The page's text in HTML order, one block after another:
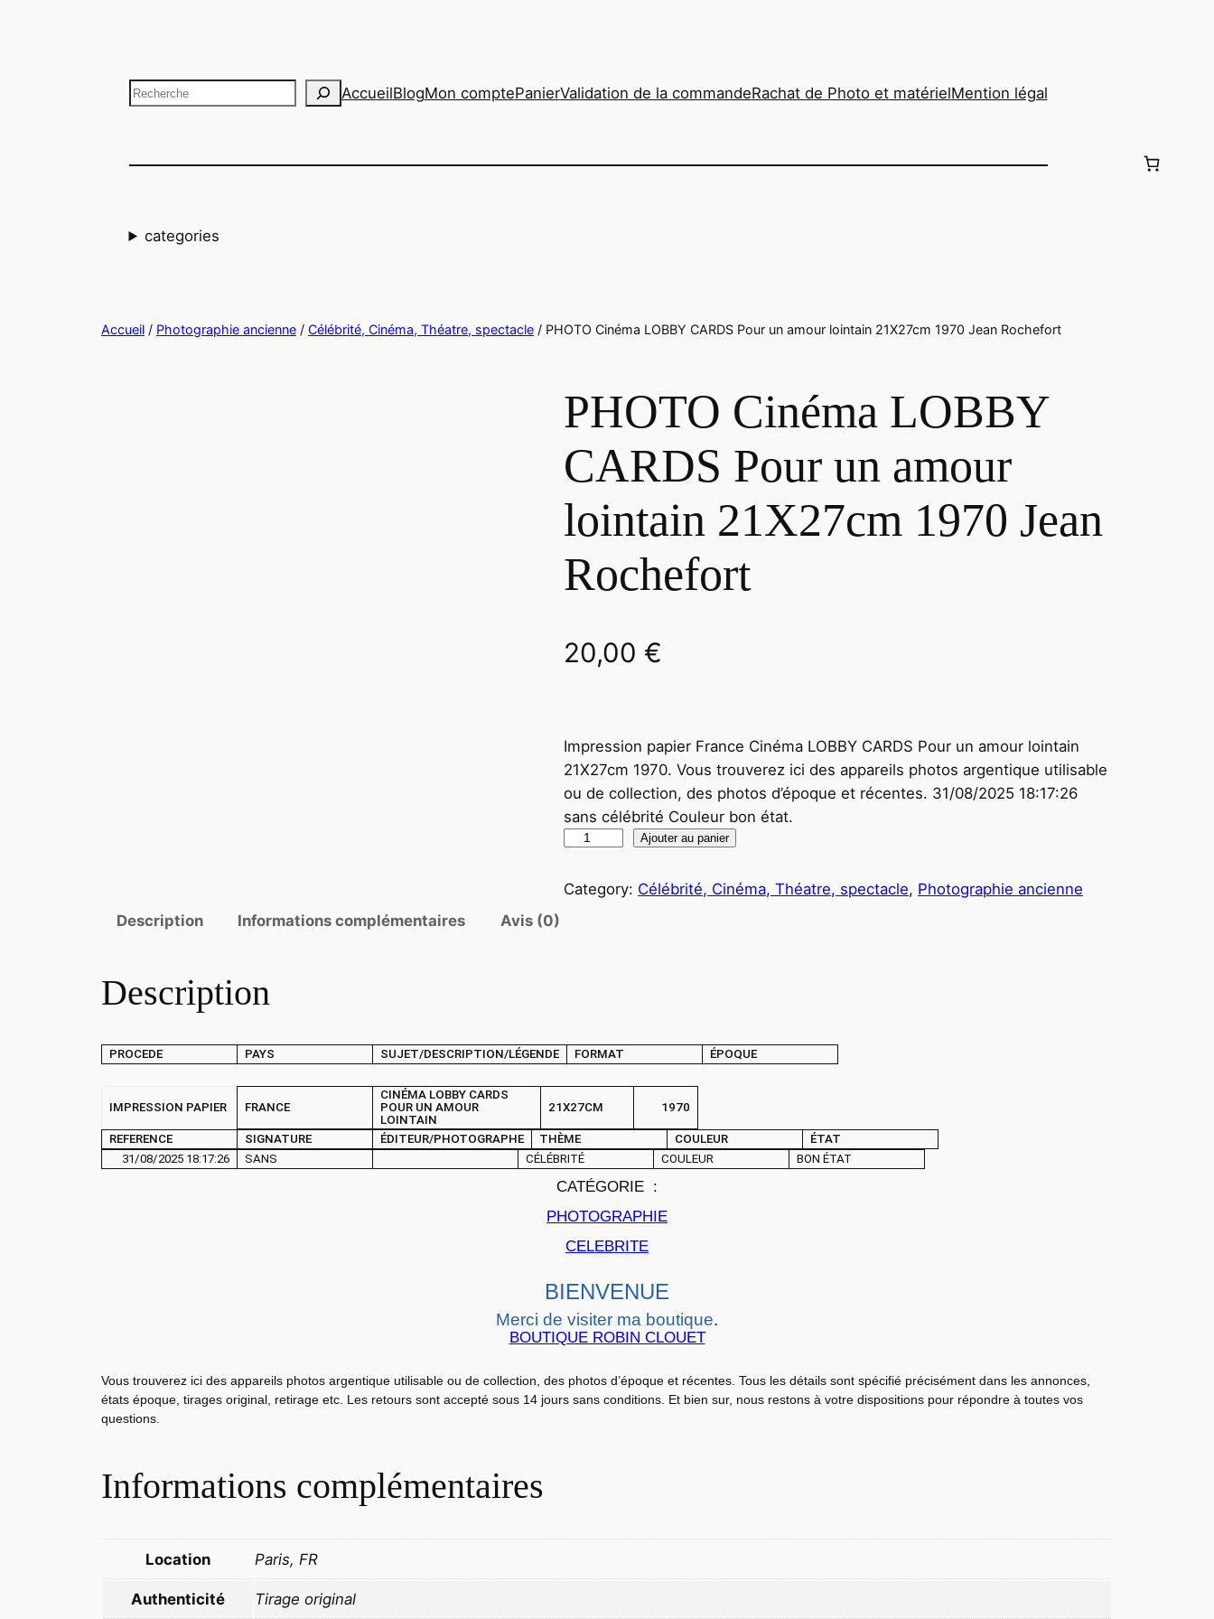
Recherche
AccueilBlogMon comptePanierValidation de la commandeRachat de Photo et matérielMention légal
categories
Accueil / Photographie ancienne / Célébrité, Cinéma, Théatre, spectacle / PHOTO Cinéma LOBBY CARDS Pour un amour lointain 21X27cm 1970 Jean Rochefort
PHOTO Cinéma LOBBY
CARDS Pour un amour
lointain 21X27cm 1970 Jean
Rochefort
20,00 €
Impression papier France Cinéma LOBBY CARDS Pour un amour lointain
21X27cm 1970. Vous trouverez ici des appareils photos argentique utilisable
ou de collection, des photos d’époque et récentes. 31/08/2025 18:17:26
sans célébrité Couleur bon état.
a
e
T
O
C
i
n
m
L
B
B
S
u
Ajouter au panier
Category: Célébrité, Cinéma, Théatre, spectacle, Photographie ancienne
Description
Informations complémentaires Avis (0)
Description
PROCEDE PAYS SUJET/DESCRIPTION/LÉGENDE FORMAT ÉPOQUE
IMPRESSION PAPIER FRANCE
CINÉMA LOBBY CARDS
POUR UN AMOUR
LOINTAIN
21X27CM 1970
REFERENCE SIGNATURE ÉDITEUR/PHOTOGRAPHE THÈME COULEUR
ÉTAT
31/08/2025 18:17:26
SANS CÉLÉBRITÉ COULEUR BON ÉTAT
CATÉGORIE :
PHOTOGRAPHIE
CELEBRITE
BIENVENUE
Merci de visiter ma boutique.
BOUTIQUE ROBIN CLOUET
Vous trouverez ici des appareils photos argentique utilisable ou de collection, des photos d’époque et récentes. Tous les détails sont spécifié précisément dans les annonces,
états époque, tirages original, retirage etc. Les retours sont accepté sous 14 jours sans conditions. Et bien sur, nous restons à votre dispositions pour répondre à toutes vos
questions.
Informations complémentaires
Location Paris, FR
Authenticité Tirage original